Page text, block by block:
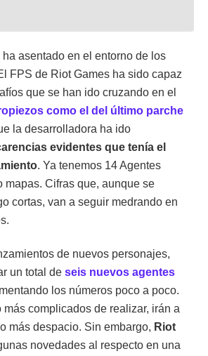
ha asentado en el entorno de los
FPS de Riot Games ha sido capaz
que se han ido cruzando en el
como el del último parche
la desarrolladora ha ido
evidentes que tenía el
. Ya tenemos 14 Agentes
mapas. Cifras que, aunque se
cortas, van a seguir medrando en
de nuevos personajes,
un total de seis nuevos agentes
los números poco a poco.
más complicados de realizar, irán a
más despacio. Sin embargo, Riot
novedades al respecto en una